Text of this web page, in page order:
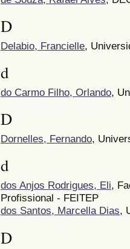
D
Delabio, Francielle,
d
do Carmo Filho, Orlando,
D
Dornelles, Fernando,
d
dos Anjos Rodrigues, Eli,
Profissional - FEITEP
dos Santos, Marcella Dias,
D